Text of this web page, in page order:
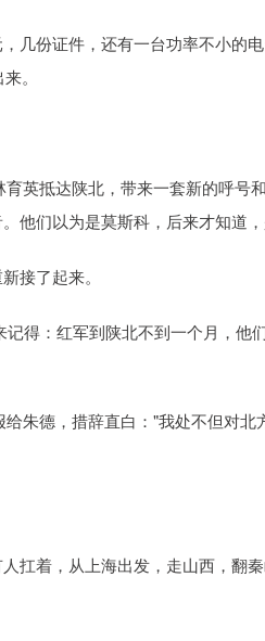
几份证件，还有一台功率不小的
。
英抵达陕北，带来一套新的呼号
他们以为是莫斯科，后来才知道，
接了起来。
得：红军到陕北不到一个月，他
朱德，措辞直白："我处不但对
扛着，从上海出发，走山西，翻